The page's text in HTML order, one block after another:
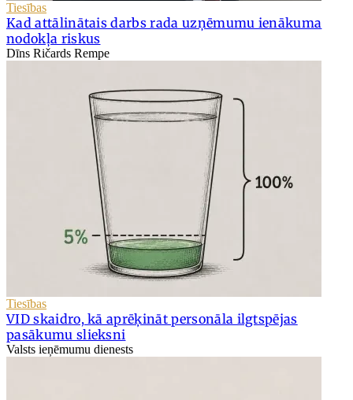
Tiesības
Kad attālinātais darbs rada uzņēmumu ienākuma
nodokļa riskus
Dīns Ričards Rempe
Tiesības
VID skaidro, kā aprēķināt personāla ilgtspējas
pasākumu slieksni
Valsts ieņēmumu dienests